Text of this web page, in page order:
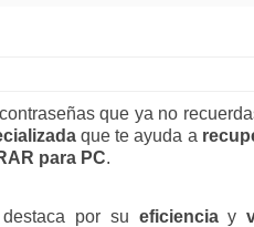
que ya no
que te ayuda a
para PC.
por su eficienciay